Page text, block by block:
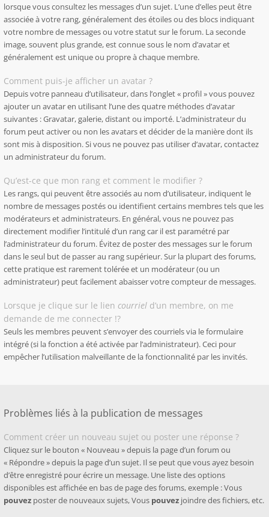
lorsque vous consultez les messages d’un sujet. L’une d’elles peut être
associée à votre rang, généralement des étoiles ou des blocs indiquant
votre nombre de messages ou votre statut sur le forum. La seconde
image, souvent plus grande, est connue sous le nom d’avatar et
généralement est unique ou propre à chaque membre.
Comment puis-je afficher un avatar ?
Depuis votre panneau d’utilisateur, dans l’onglet « profil » vous pouvez
ajouter un avatar en utilisant l’une des quatre méthodes d’avatar
suivantes : Gravatar, galerie, distant ou importé. L’administrateur du
forum peut activer ou non les avatars et décider de la manière dont ils
sont mis à disposition. Si vous ne pouvez pas utiliser d’avatar, contactez
un administrateur du forum.
Qu’est-ce que mon rang et comment le modifier ?
Les rangs, qui peuvent être associés au nom d’utilisateur, indiquent le
nombre de messages postés ou identifient certains membres tels que les
modérateurs et administrateurs. En général, vous ne pouvez pas
directement modifier l’intitulé d’un rang car il est paramétré par
l’administrateur du forum. Évitez de poster des messages sur le forum
dans le seul but de passer au rang supérieur. Sur la plupart des forums,
cette pratique est rarement tolérée et un modérateur (ou un
administrateur) peut facilement abaisser votre compteur de messages.
Lorsque je clique sur le lien courriel d’un membre, on me
demande de me connecter !?
Seuls les membres peuvent s’envoyer des courriels via le formulaire
intégré (si la fonction a été activée par l’administrateur). Ceci pour
empêcher l’utilisation malveillante de la fonctionnalité par les invités.
Problèmes liés à la publication de messages
Comment créer un nouveau sujet ou poster une réponse ?
Cliquez sur le bouton « Nouveau » depuis la page d’un forum ou
« Répondre » depuis la page d’un sujet. Il se peut que vous ayez besoin
d’être enregistré pour écrire un message. Une liste des options
disponibles est affichée en bas de page des forums, exemple : Vous
pouvez poster de nouveaux sujets, Vous pouvez joindre des fichiers, etc.